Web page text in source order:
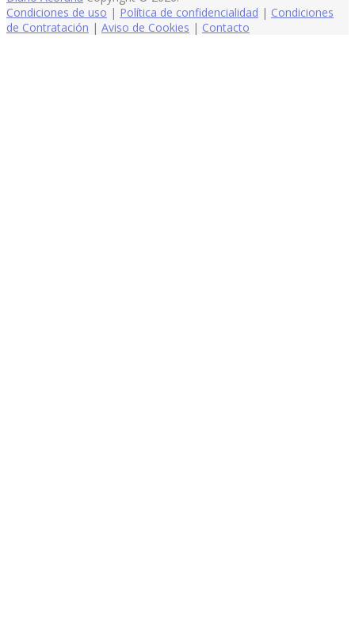
Condiciones de uso | Política de confidencialidad | Condiciones
de Contratación | Aviso de Cookies | Contacto